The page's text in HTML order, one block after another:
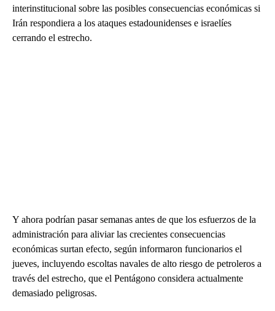
interinstitucional sobre las posibles consecuencias económicas si
Irán respondiera a los ataques estadounidenses e israelíes
cerrando el estrecho.
Y ahora podrían pasar semanas antes de que los esfuerzos de la
administración para aliviar las crecientes consecuencias
económicas surtan efecto, según informaron funcionarios el
jueves, incluyendo escoltas navales de alto riesgo de petroleros a
través del estrecho, que el Pentágono considera actualmente
demasiado peligrosas.